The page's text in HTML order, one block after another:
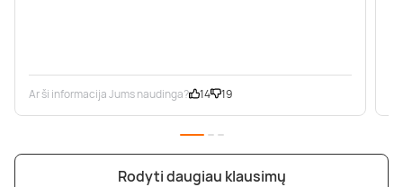
Ar ši informacija Jums naudinga? 14 19
Rodyti daugiau klausimų